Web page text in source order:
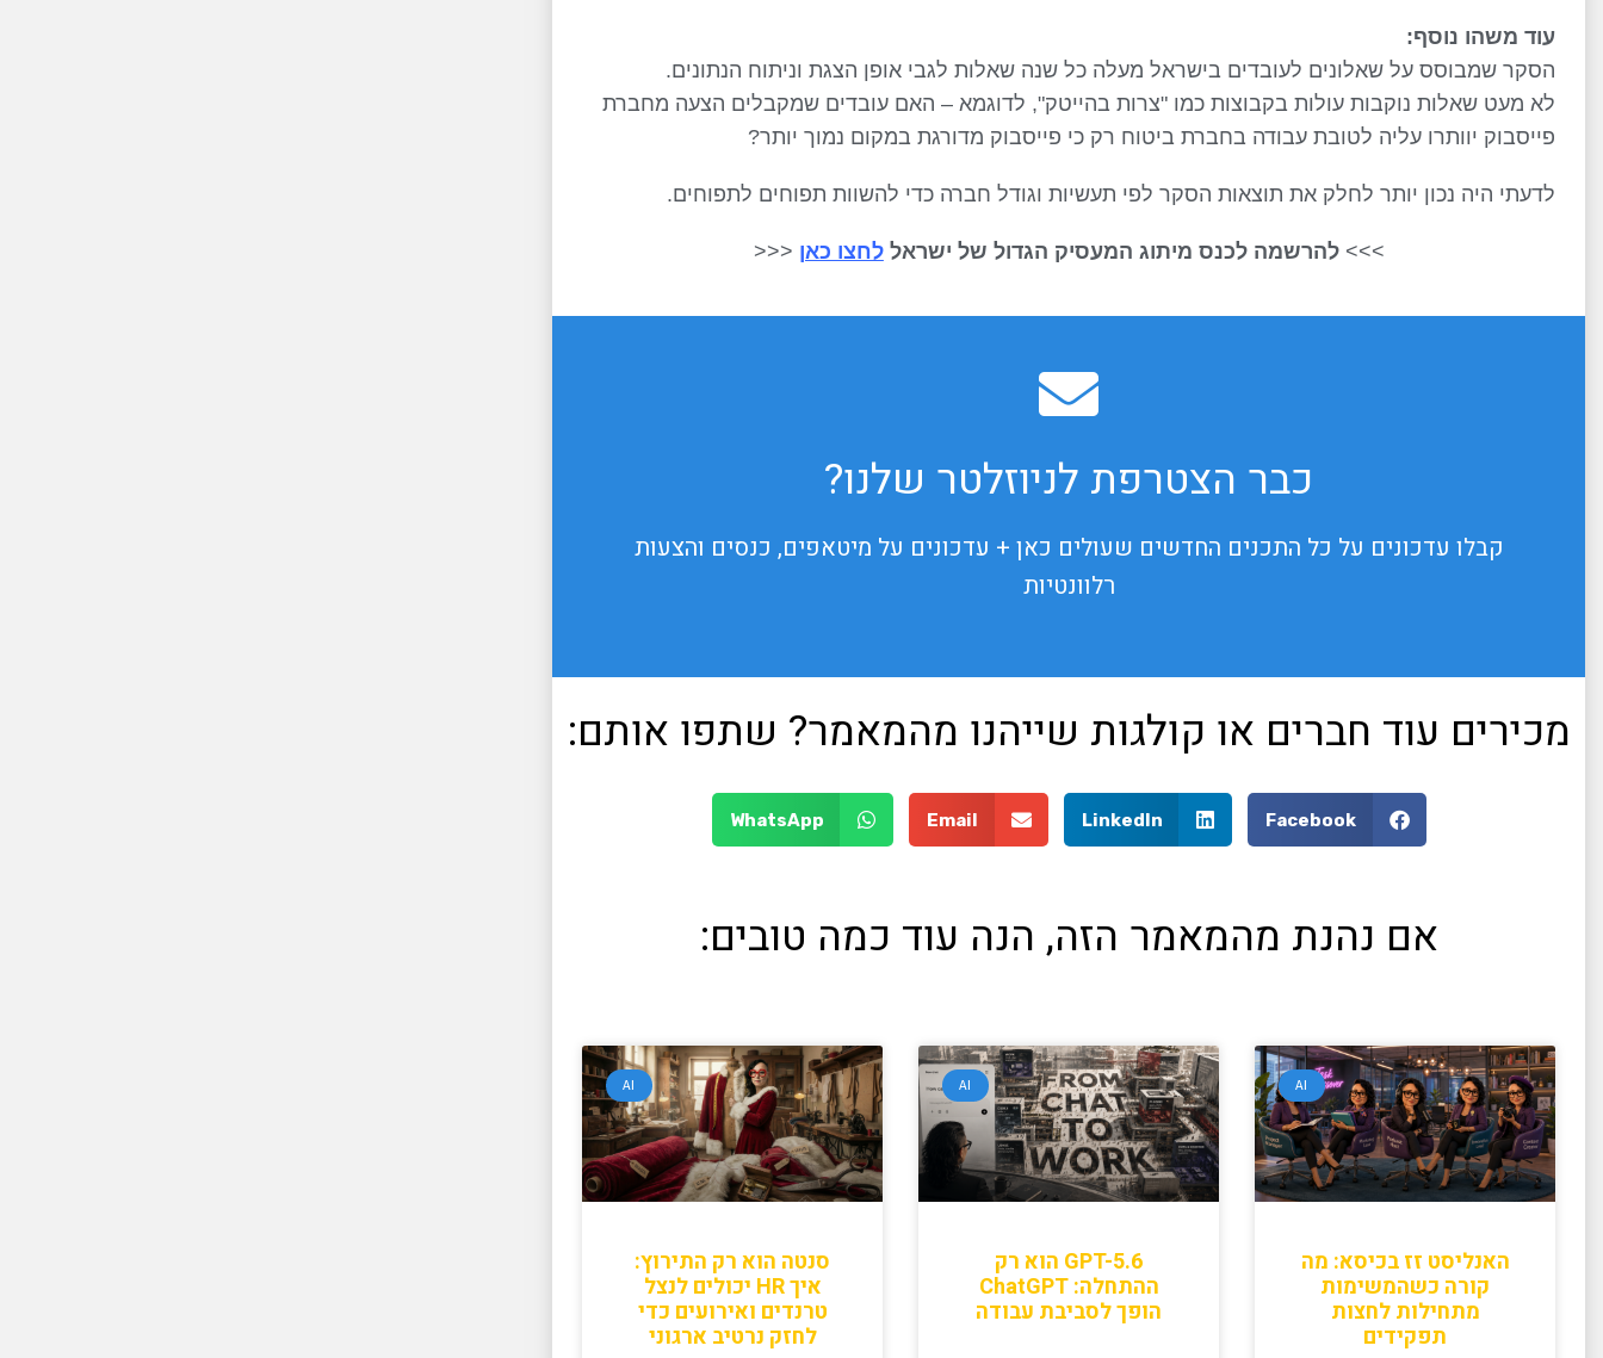
עוד משהו נוסף:
הסקר שמבוסס על שאלונים לעובדים בישראל מעלה כל שנה שאלות לגבי אופן הצגת וניתוח הנתונים.
לא מעט שאלות נוקבות עולות בקבוצות כמו "צרות בהייטק", לדוגמא – האם עובדים שמקבלים הצעה מחברת
פייסבוק יוותרו עליה לטובת עבודה בחברת ביטוח רק כי פייסבוק מדורגת במקום נמוך יותר?
לדעתי היה נכון יותר לחלק את תוצאות הסקר לפי תעשיות וגודל חברה כדי להשוות תפוחים לתפוחים.
>>>להרשמה לכנס מיתוג המעסיק הגדול של ישראל לחצו כאן <<<
כבר הצטרפת לניוזלטר שלנו?
קבלו עדכונים על כל התכנים החדשים שעולים כאן + עדכונים על מיטאפים, כנסים והצעות
רלוונטיות
מכירים עוד חברים או קולגות שייהנו מהמאמר? שתפו אותם:
Facebook
LinkedIn
Email
WhatsApp
אם נהנת מהמאמר הזה, הנה עוד כמה טובים:
AI
האנליסט זז בכיסא: מה
קורה כשהמשימות
מתחילות לחצות
תפקידים
AI
GPT-5.6 הוא רק
ההתחלה: ChatGPT
הופך לסביבת עבודה
AI
סנטה הוא רק התירוץ:
איך HR יכולים לנצל
טרנדים ואירועים כדי
לחזק נרטיב ארגוני